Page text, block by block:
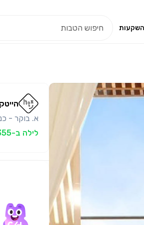
א. בוקר -
לילה ב-1,355 ₪ לזוג